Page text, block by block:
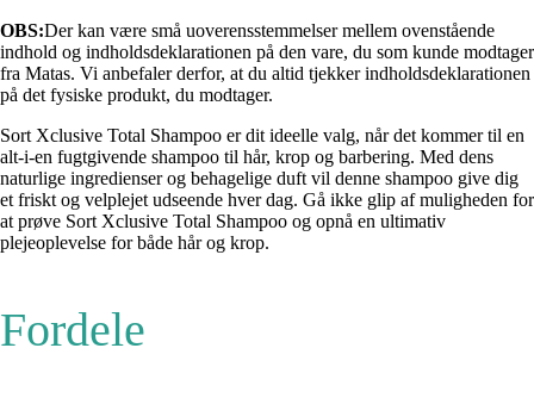
OBS:Der kan være små uoverensstemmelser mellem ovenstående
indhold og indholdsdeklarationen på den vare, du som kunde modtager
fra Matas. Vi anbefaler derfor, at du altid tjekker indholdsdeklarationen
på det fysiske produkt, du modtager.
Sort Xclusive Total Shampoo er dit ideelle valg, når det kommer til en
alt-i-en fugtgivende shampoo til hår, krop og barbering. Med dens
naturlige ingredienser og behagelige duft vil denne shampoo give dig
et friskt og velplejet udseende hver dag. Gå ikke glip af muligheden for
at prøve Sort Xclusive Total Shampoo og opnå en ultimativ
plejeoplevelse for både hår og krop.
Fordele